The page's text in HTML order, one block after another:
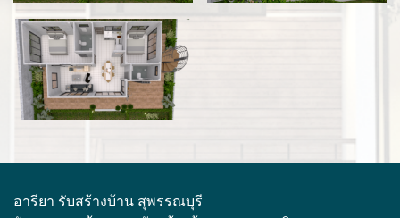
อารียา รับสร้างบ้าน สุพรรณบุรี